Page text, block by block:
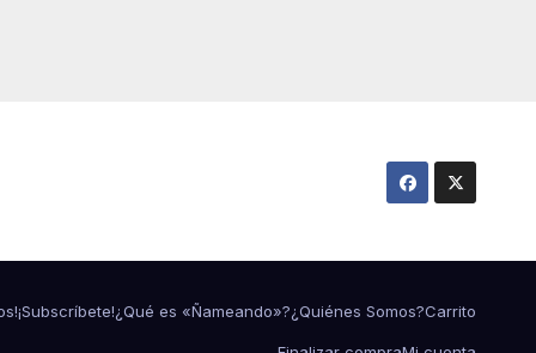
¡Subscríbete!¿Qué es «Ñameando»?¿Quiénes Somos?Carrito